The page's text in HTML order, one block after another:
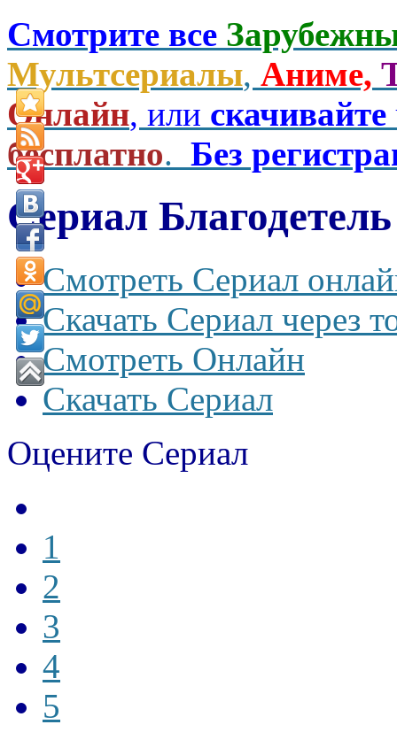
Смотрите все
Мультсериалы, Аниме,
Онлайн, или скачивайте
бесплатно. Без
Сериал
Смотреть Сериал
Скачать Сериал через
Смотреть Онлайн
Скачать Сериал
Оцените Сериал
1
2
3
4
5